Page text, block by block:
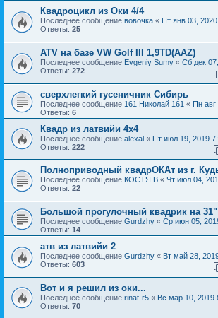
Квадроцикл из Оки 4/4
Последнее сообщение вовочка « Пт янв 03,
Ответы: 25
ATV на базе VW Golf III 1,9TD(AAZ)
Последнее сообщение Evgeniy Sumy « Сб дек
Ответы: 272
сверхлегкий гусеничник Сибирь
Последнее сообщение 161 Николай 161 « Пн авг
Ответы: 6
Квадр из латвийи 4x4
Последнее сообщение alexal « Пт июл 19, 2019
Ответы: 222
Полноприводный квадрОКАт из г.
Последнее сообщение КОСТЯ В « Чт июл 04,
Ответы: 22
Большой прогулочный квадрик на 31"
Последнее сообщение Gurdzhy « Ср июн 05,
Ответы: 14
атв из латвийи 2
Последнее сообщение Gurdzhy « Вт май 28,
Ответы: 603
Вот и я решил из оки...
Последнее сообщение rinat-r5 « Вс мар 10, 2019
Ответы: 70